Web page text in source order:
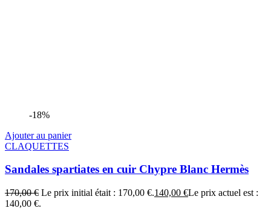
-18%
Ajouter au panier
CLAQUETTES
Sandales spartiates en cuir Chypre Blanc Hermès
170,00€ Le prix initial était : 170,00 €.140,00 €Le prix actuel est :
140,00 €.